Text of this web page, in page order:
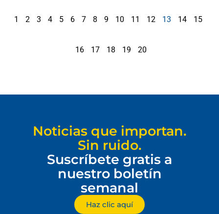
1 2 3 4 5 6 7 8 9 10 11 12 13 14 15
16 17 18 19 20
Noticias que importan.
Sin ruido.
Suscríbete gratis a
nuestro boletín
semanal
Haz clic aquí